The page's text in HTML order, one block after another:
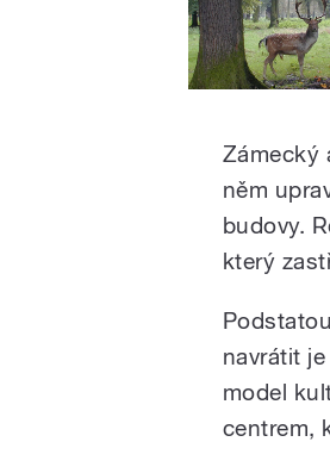
Zámecký
něm
budovy.
který
navrátit
model
centrem,